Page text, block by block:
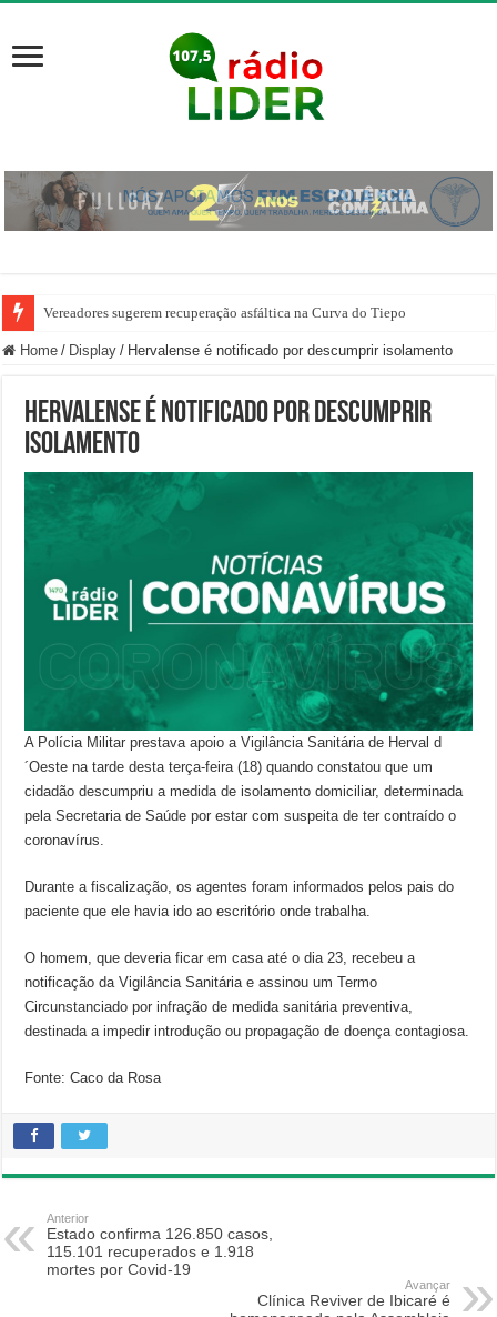
Vereadores sugerem recuperação asfáltica na Curva do Tiepo
Home / Display / Hervalense é notificado por descumprir isolamento
Hervalense é notificado por descumprir
isolamento
A Polícia Militar prestava apoio a Vigilância Sanitária de Herval d
´Oeste na tarde desta terça-feira (18) quando constatou que um
cidadão descumpriu a medida de isolamento domiciliar, determinada
pela Secretaria de Saúde por estar com suspeita de ter contraído o
coronavírus.
Durante a fiscalização, os agentes foram informados pelos pais do
paciente que ele havia ido ao escritório onde trabalha.
O homem, que deveria ficar em casa até o dia 23, recebeu a
notificação da Vigilância Sanitária e assinou um Termo
Circunstanciado por infração de medida sanitária preventiva,
destinada a impedir introdução ou propagação de doença contagiosa.
Fonte: Caco da Rosa
Anterior
Estado confirma 126.850 casos,
115.101 recuperados e 1.918
mortes por Covid-19
Avançar
Clínica Reviver de Ibicaré é